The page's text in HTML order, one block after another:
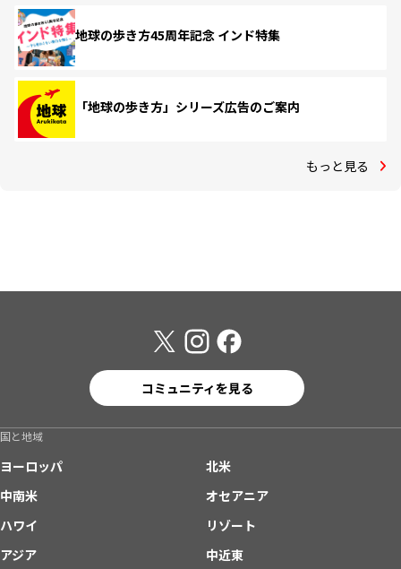
地球の歩き方45周年記念 インド特集
「地球の歩き方」シリーズ広告のご案内
もっと見る
コミュニティを見る
国と地域
ヨーロッパ
北米
中南米
オセアニア
ハワイ
リゾート
アジア
中近東